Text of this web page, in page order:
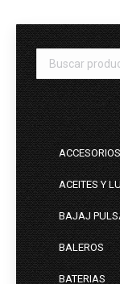
ACCESORIOS
ACEITES Y
BAJAJ
BALEROS
BATERIAS